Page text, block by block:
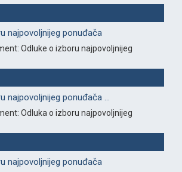
najpovoljnijeg ponuđača
Odluke o izboru najpovoljnijeg
najpovoljnijeg ponuđača ...
Odluka o izboru najpovoljnijeg
najpovoljnijeg ponuđača